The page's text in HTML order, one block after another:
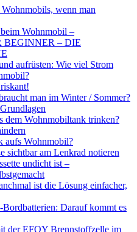
wenn man
Wohnmobil –
– DIE
aufrüsten: Wie viel Strom
man im Winter / Sommer?
dem Wohnmobiltank trinken?
aufs Wohnmobil?
sichtbar am Lenkrad notieren
undicht ist –
ist die Lösung einfacher,
Darauf kommt es
der EFOY Brennstoffzelle im